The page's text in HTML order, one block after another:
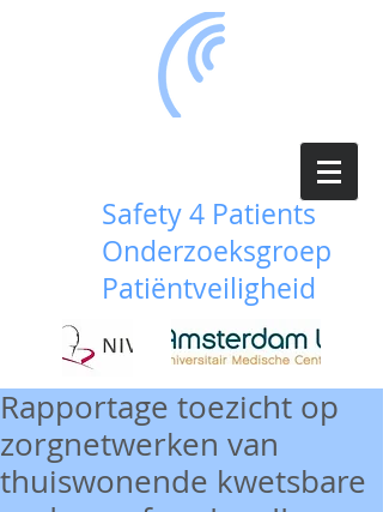
Safety 4 Patients
Onderzoeksgroep
Patiëntveiligheid
Rapportage toezicht op
zorgnetwerken van
thuiswonende kwetsbare